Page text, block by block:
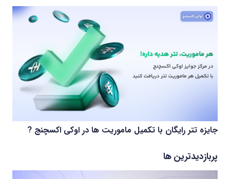
جایزه تتر رایگان با تکمیل ماموریت ها در اوکی اکسچنج ?
پربازدیدترین ها